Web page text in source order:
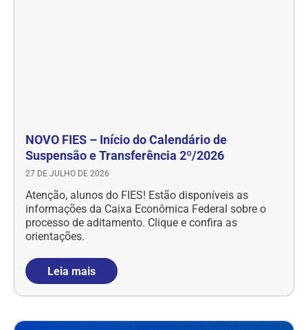
NOVO FIES – Início do Calendário de
Suspensão e Transferência 2º/2026
27 DE JULHO DE 2026
Atenção, alunos do FIES! Estão disponíveis as
informações da Caixa Econômica Federal sobre o
processo de aditamento. Clique e confira as
orientações.
Leia mais